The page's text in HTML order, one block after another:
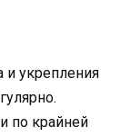
и укрепления
по крайней